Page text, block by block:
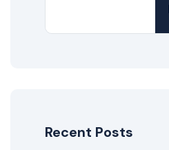
Recent Posts